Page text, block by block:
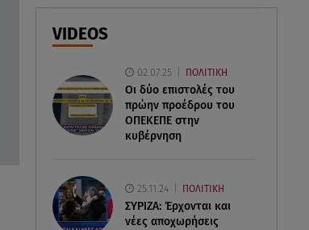
κούραση του χειμώνα»
06.08.26 , 20:04
Σαμοθράκη: Συγκλονιστική
διάσωση 15χρονης από
δύσβατο φαράγγι
VIDEOS
02.07.25 ΠΟΛΙΤΙΚΗ
Οι δύο επιστολές του
πρώην προέδρου του
ΟΠΕΚΕΠE στην
κυβέρνηση
25.11.24 ΠΟΛΙΤΙΚΗ
ΣΥΡΙΖΑ: Έρχονται και
νέες αποχωρήσεις